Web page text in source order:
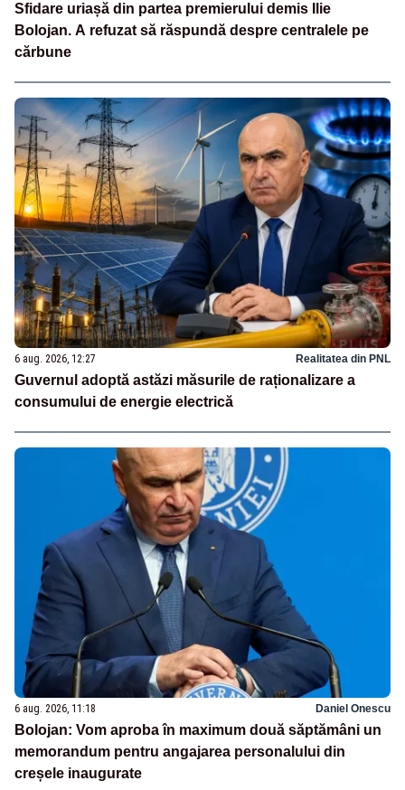
Sfidare uriașă din partea premierului demis Ilie
Bolojan. A refuzat să răspundă despre centralele pe
cărbune
6 aug. 2026, 12:27 Realitatea din PNL
Guvernul adoptă astăzi măsurile de raționalizare a
consumului de energie electrică
6 aug. 2026, 11:18 Daniel Onescu
Bolojan: Vom aproba în maximum două săptămâni un
memorandum pentru angajarea personalului din
creșele inaugurate